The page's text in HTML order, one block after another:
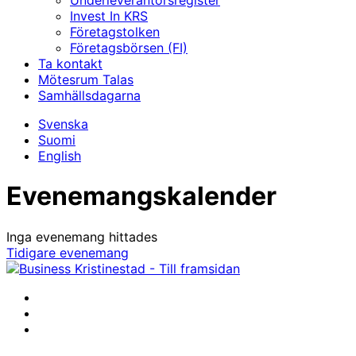
Invest In KRS
Företagstolken
Företagsbörsen (FI)
Ta kontakt
Mötesrum Talas
Samhällsdagarna
Svenska
Suomi
English
Evenemangskalender
Inga evenemang hittades
Tidigare evenemang